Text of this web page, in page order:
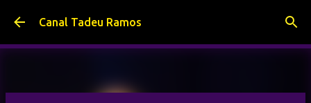
Pular para o conteúdo principal
Canal Tadeu Ramos